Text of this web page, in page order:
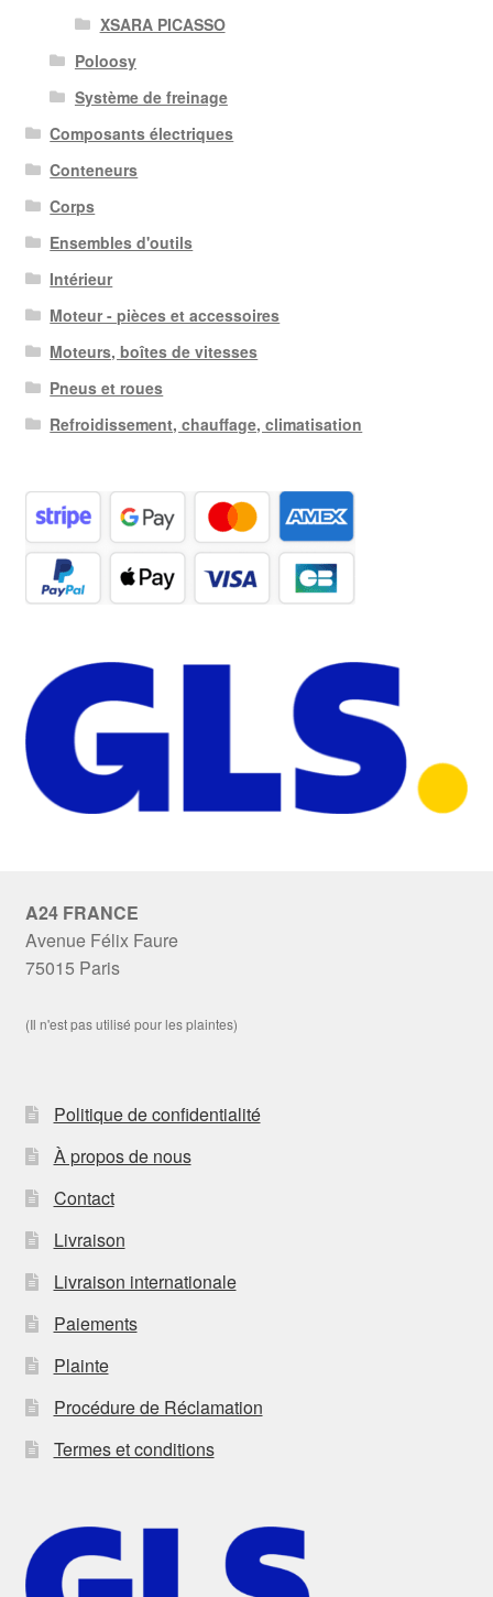
XSARA PICASSO
Poloosy
Système de freinage
Composants électriques
Conteneurs
Corps
Ensembles d'outils
Intérieur
Moteur - pièces et accessoires
Moteurs, boîtes de vitesses
Pneus et roues
Refroidissement, chauffage, climatisation
A24 FRANCE
Avenue Félix Faure
75015 Paris
(Il n'est pas utilisé pour les plaintes)
Politique de confidentialité
À propos de nous
Contact
Livraison
Livraison internationale
Paiements
Plainte
Procédure de Réclamation
Termes et conditions